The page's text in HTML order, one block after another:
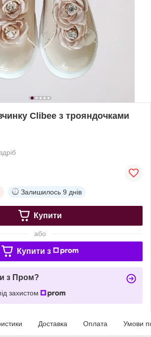
Clibee з трояндочками
Залишилось 9 днів
Купити
або
Купити з
з Пром?
захистом
Доставка Оплата Умови